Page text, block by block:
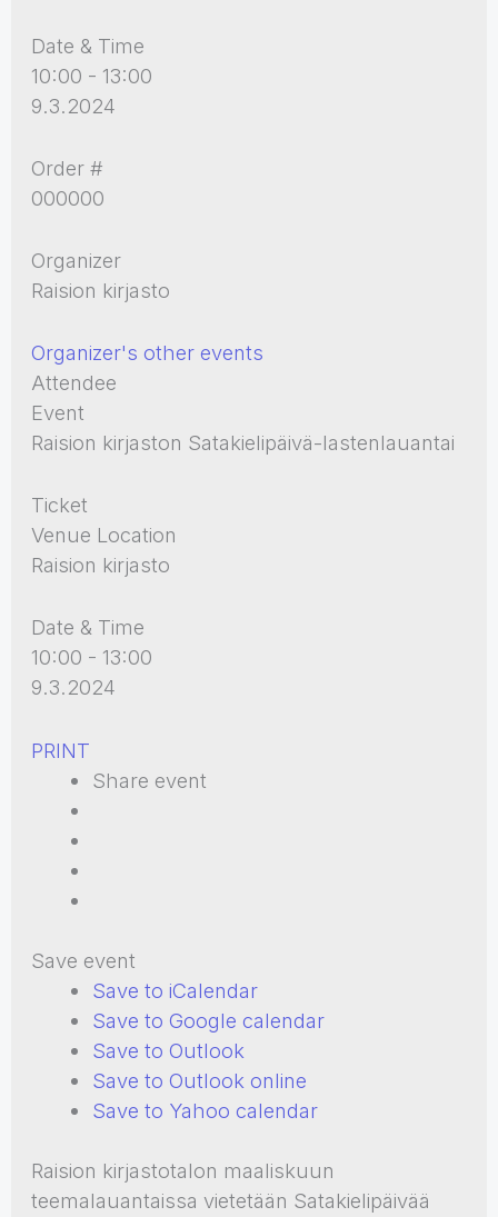
Date & Time
10:00 - 13:00
9.3.2024
Order #
000000
Organizer
Raision kirjasto
Organizer's other events
Attendee
Event
Raision kirjaston Satakielipäivä-lastenlauantai
Ticket
Venue Location
Raision kirjasto
Date & Time
10:00 - 13:00
9.3.2024
PRINT
Share event
Save event
Save to iCalendar
Save to Google calendar
Save to Outlook
Save to Outlook online
Save to Yahoo calendar
Raision kirjastotalon maaliskuun
teemalauantaissa vietetään Satakielipäivää